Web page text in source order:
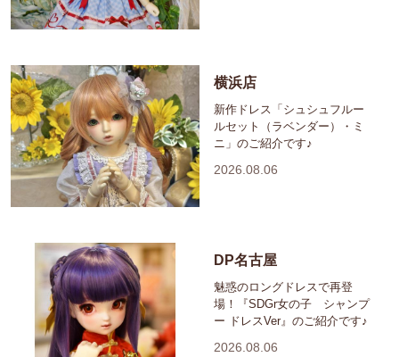
横浜店
新作ドレス「シュシュフルー
ルセット（ラベンダー）・ミ
ニ」のご紹介です♪
2026.08.06
DP名古屋
魅惑のロングドレスで再登
場！『SDGr女の子 シャンプ
ー ドレスVer』のご紹介です♪
2026.08.06